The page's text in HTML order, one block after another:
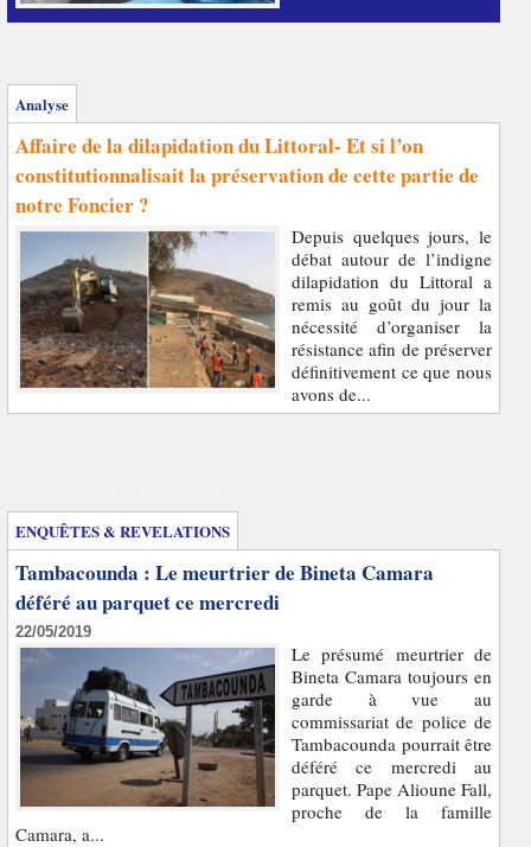
Analyse
Affaire de la dilapidation du Littoral- Et si l’on
constitutionnalisait la préservation de cette partie de
notre Foncier ?
Depuis quelques jours, le
débat autour de l’indigne
dilapidation du Littoral a
remis au goût du jour la
nécessité d’organiser la
résistance afin de préserver
définitivement ce que nous
avons de...
ENQUÊTES & REVELATIONS
Tambacounda : Le meurtrier de Bineta Camara
déféré au parquet ce mercredi
22/05/2019
Le présumé meurtrier de
Bineta Camara toujours en
garde à vue au
commissariat de police de
Tambacounda pourrait être
déféré ce mercredi au
parquet. Pape Alioune Fall,
proche de la famille
Camara, a...